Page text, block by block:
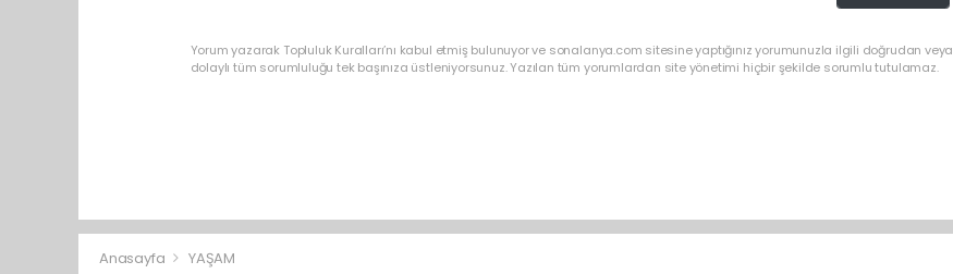
Yorum yazarak Topluluk Kuralları’nı kabul etmiş bulunuyor ve sonalanya.com sitesine yaptığınız yorumunuzla ilgili doğrudan veya
dolaylı tüm sorumluluğu tek başınıza üstleniyorsunuz. Yazılan tüm yorumlardan site yönetimi hiçbir şekilde sorumlu tutulamaz.
Anasayfa YAŞAM